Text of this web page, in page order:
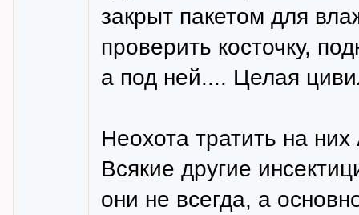
закрыт пакетом для
проверить косточку,
а под ней.... Целая
Неохота тратить на
Всякие другие
они не всегда, а